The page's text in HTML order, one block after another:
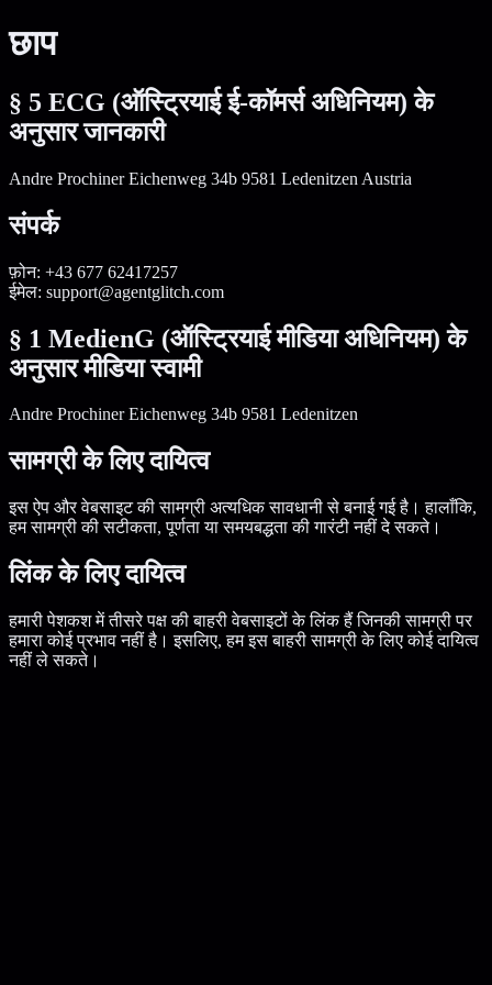
छाप
§ 5 ECG (ऑस्ट्रियाई ई-कॉमर्स अधिनियम) के
अनुसार जानकारी
Andre Prochiner Eichenweg 34b 9581 Ledenitzen Austria
संपर्क
फ़ोन: +43 677 62417257
ईमेल: support@agentglitch.com
§ 1 MedienG (ऑस्ट्रियाई मीडिया अधिनियम) के
अनुसार मीडिया स्वामी
Andre Prochiner Eichenweg 34b 9581 Ledenitzen
सामग्री के लिए दायित्व
इस ऐप और वेबसाइट की सामग्री अत्यधिक सावधानी से बनाई गई है। हालाँकि,
हम सामग्री की सटीकता, पूर्णता या समयबद्धता की गारंटी नहीं दे सकते।
लिंक के लिए दायित्व
हमारी पेशकश में तीसरे पक्ष की बाहरी वेबसाइटों के लिंक हैं जिनकी सामग्री पर
हमारा कोई प्रभाव नहीं है। इसलिए, हम इस बाहरी सामग्री के लिए कोई दायित्व
नहीं ले सकते।